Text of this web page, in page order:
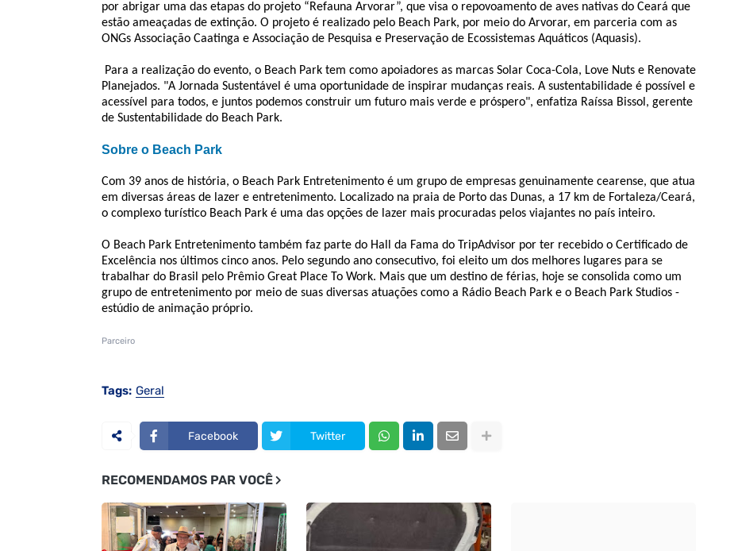
por abrigar uma das etapas do projeto “Refauna Arvorar”, que visa o repovoamento de aves nativas do Ceará que
estão ameaçadas de extinção. O projeto é realizado pelo Beach Park, por meio do Arvorar, em parceria com as
ONGs Associação Caatinga e Associação de Pesquisa e Preservação de Ecossistemas Aquáticos (Aquasis).
Para a realização do evento, o Beach Park tem como apoiadores as marcas Solar Coca-Cola, Love Nuts e Renovate
Planejados. "A Jornada Sustentável é uma oportunidade de inspirar mudanças reais. A sustentabilidade é possível e
acessível para todos, e juntos podemos construir um futuro mais verde e próspero", enfatiza Raíssa Bissol, gerente
de Sustentabilidade do Beach Park.
Sobre o Beach Park
Com 39 anos de história, o Beach Park Entretenimento é um grupo de empresas genuinamente cearense, que atua
em diversas áreas de lazer e entretenimento. Localizado na praia de Porto das Dunas, a 17 km de Fortaleza/Ceará,
o complexo turístico Beach Park é uma das opções de lazer mais procuradas pelos viajantes no país inteiro.
O Beach Park Entretenimento também faz parte do Hall da Fama do TripAdvisor por ter recebido o Certificado de
Excelência nos últimos cinco anos. Pelo segundo ano consecutivo, foi eleito um dos melhores lugares para se
trabalhar do Brasil pelo Prêmio Great Place To Work. Mais que um destino de férias, hoje se consolida como um
grupo de entretenimento por meio de suas diversas atuações como a Rádio Beach Park e o Beach Park Studios -
estúdio de animação próprio.
Parceiro
Tags: Geral
Facebook Twitter
RECOMENDAMOS PAR VOCÊ